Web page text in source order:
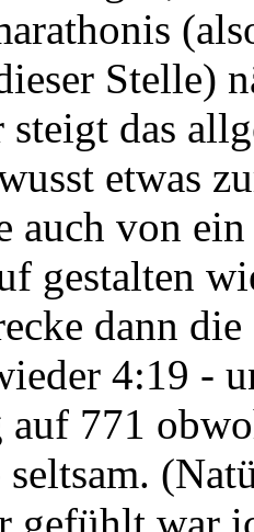
Stelle)
steigt das
etwas
auch von
gestalten
dann
4:19 -
auf 771